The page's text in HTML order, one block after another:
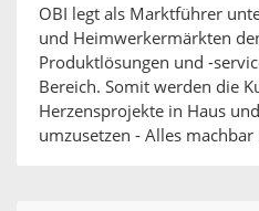
OBI legt als Marktführer
und Heimwerkermärkten
Produktlösungen und -
Bereich. Somit werden die
Herzensprojekte in Haus
umzusetzen - Alles machbar